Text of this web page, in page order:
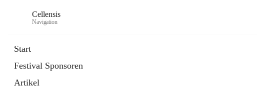
Cellensis
Navigation
Start
Festival Sponsoren
Artikel